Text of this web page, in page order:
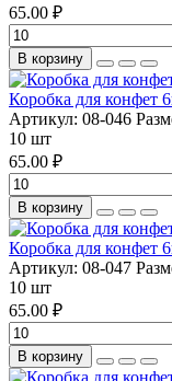
65.00 ₽
В корзину
Коробка для
Артикул: 08-046
10 шт
65.00 ₽
В корзину
Коробка для
Артикул: 08-047
10 шт
65.00 ₽
В корзину